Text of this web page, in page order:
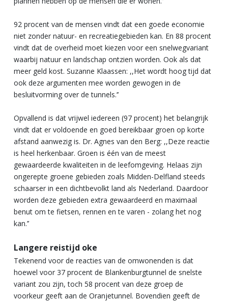
92 procent van de mensen vindt dat een goede economie
niet zonder natuur- en recreatiegebieden kan. En 88 procent
vindt dat de overheid moet kiezen voor een snelwegvariant
waarbij natuur en landschap ontzien worden. Ook als dat
meer geld kost. Suzanne Klaassen: ,,Het wordt hoog tijd dat
ook deze argumenten mee worden gewogen in de
besluitvorming over de tunnels.’’
Opvallend is dat vrijwel iedereen (97 procent) het belangrijk
vindt dat er voldoende en goed bereikbaar groen op korte
afstand aanwezig is. Dr. Agnes van den Berg: ,,Deze reactie
is heel herkenbaar. Groen is één van de meest
gewaardeerde kwaliteiten in de leefomgeving. Helaas zijn
ongerepte groene gebieden zoals Midden-Delfland steeds
schaarser in een dichtbevolkt land als Nederland. Daardoor
worden deze gebieden extra gewaardeerd en maximaal
benut om te fietsen, rennen en te varen - zolang het nog
kan.’’
Langere reistijd oke
Tekenend voor de reacties van de omwonenden is dat
hoewel voor 37 procent de Blankenburgtunnel de snelste
variant zou zijn, toch 58 procent van deze groep de
voorkeur geeft aan de Oranjetunnel. Bovendien geeft de